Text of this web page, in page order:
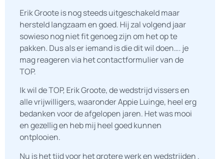
Erik Groote is nog steeds uitgeschakeld maar
hersteld langzaam en goed. Hij zal volgend jaar
sowieso nog niet fit genoeg zijn om het op te
pakken. Dus als er iemand is die dit wil doen…. je
mag reageren via het contactformulier van de
TOP.
Ik wil de TOP, Erik Groote, de wedstrijd vissers en
alle vrijwilligers, waaronder Appie Luinge, heel erg
bedanken voor de afgelopen jaren. Het was mooi
en gezellig en heb mij heel goed kunnen
ontplooien.
Nu is het tijd voor het grotere werk en wedstrijden .